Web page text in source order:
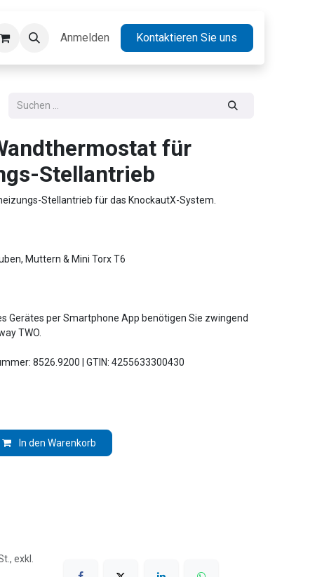
Kontakt Jobs
Anmelden Kontaktieren Sie uns
für
Stellantrieb
Stellantrieb für das KnockautX-System.
Muttern & Mini Torx T6
Gerätes per Smartphone App benötigen Sie zwingend
TWO.
8526.9200 | GTIN: 4255633300430
In den Warenkorb
exkl.